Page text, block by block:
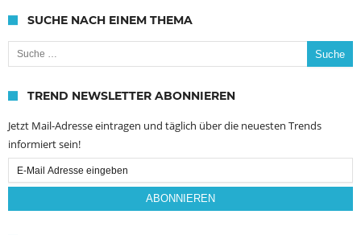
SUCHE NACH EINEM THEMA
Suche nach:
TREND NEWSLETTER ABONNIEREN
Jetzt Mail-Adresse eintragen und täglich über die neuesten Trends
informiert sein!
Email
Subscription
ABONNIEREN